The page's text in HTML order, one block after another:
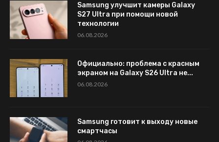
Samsung улучшит камеры Galaxy
S27 Ultra при помощи новой
технологии
06.08.2026
Официально: проблема с красным
экраном на Galaxy S26 Ultra не...
06.08.2026
Samsung готовит к выходу новые
смартчасы